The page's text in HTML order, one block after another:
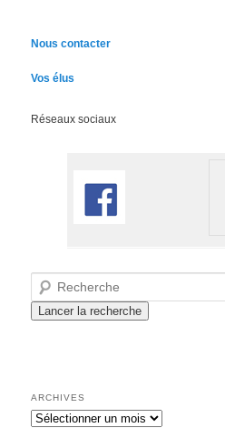
Nous contacter
Vos élus
Réseaux sociaux
Recherche
ARCHIVES
Archives